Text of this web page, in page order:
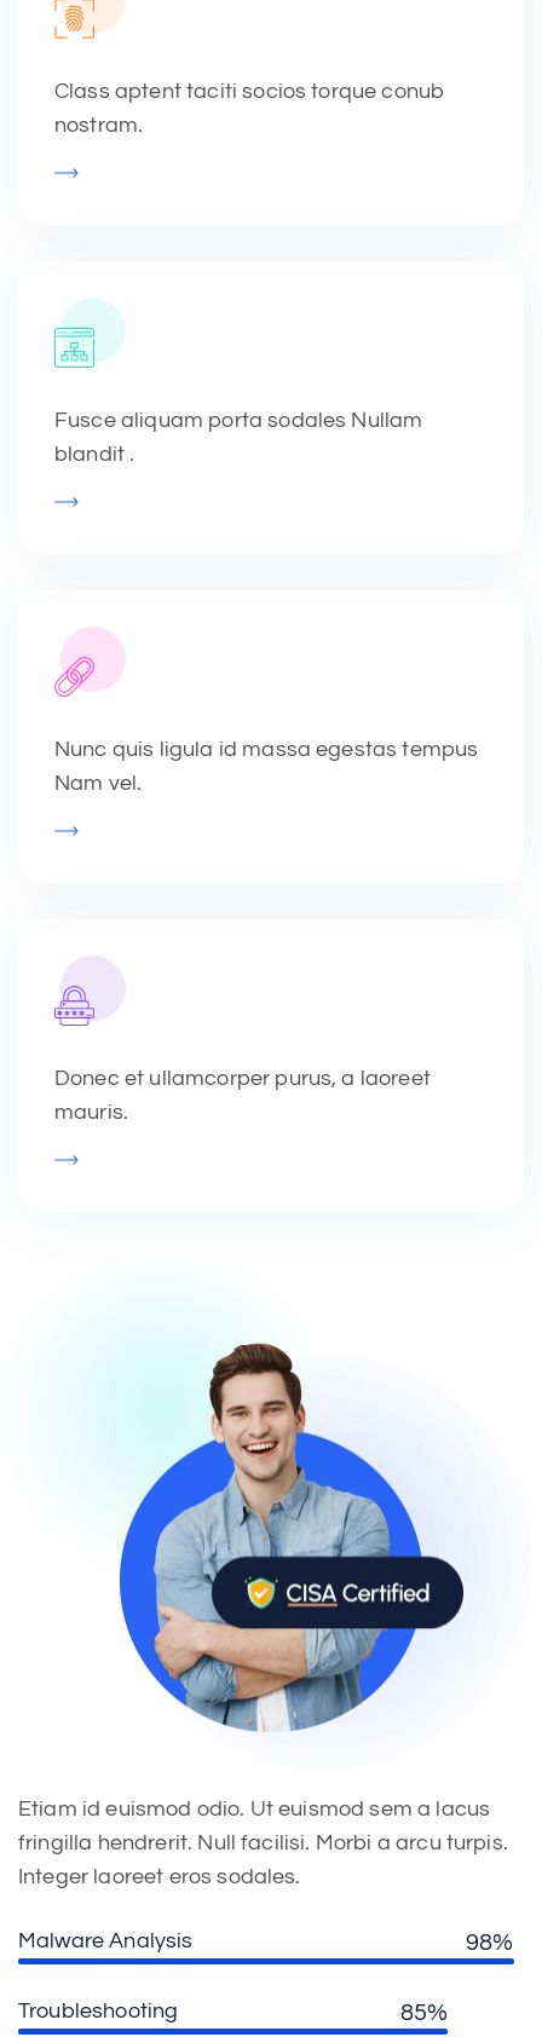
Class aptent taciti socios torque conub
nostram.
Fusce aliquam porta sodales Nullam
blandit .
Nunc quis ligula id massa egestas tempus
Nam vel.
Donec et ullamcorper purus, a laoreet
mauris.
Etiam id euismod odio. Ut euismod sem a lacus
fringilla hendrerit. Null facilisi. Morbi a arcu turpis.
Integer laoreet eros sodales.
Malware Analysis 98%
Troubleshooting 85%